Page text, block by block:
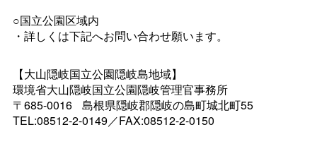
○国立公園区域内
・詳しくは下記へお問い合わせ願います。
【大山隠岐国立公園隠岐島地域】
環境省大山隠岐国立公園隠岐管理官事務所
〒685-0016 島根県隠岐郡隠岐の島町城北町55
TEL:08512-2-0149／FAX:08512-2-0150